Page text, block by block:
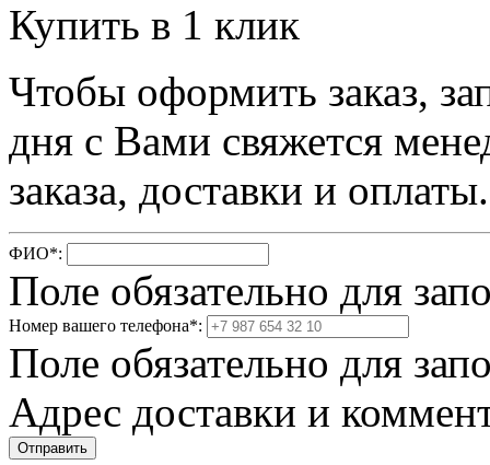
Купить в 1 клик
Чтобы оформить заказ,
дня с Вами свяжется
заказа, доставки и оплаты.
ФИО*:
Поле обязательно для
Номер вашего телефона*:
Поле обязательно для
Адрес доставки и